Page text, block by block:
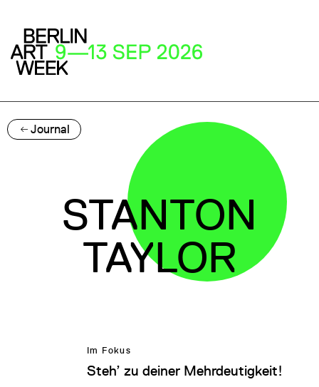
Journal
STANTON
TAYLOR
Im Fokus
Steh’ zu deiner Mehrdeutigkeit!